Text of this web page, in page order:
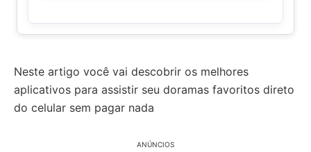
Neste artigo você vai descobrir os melhores
aplicativos para assistir seu doramas favoritos direto
do celular sem pagar nada
ANÚNCIOS